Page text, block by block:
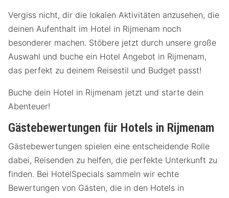
Vergiss nicht, dir die lokalen Aktivitäten anzusehen, die
deinen Aufenthalt im Hotel in Rijmenam noch
besonderer machen. Stöbere jetzt durch unsere große
Auswahl und buche ein Hotel Angebot in Rijmenam,
das perfekt zu deinem Reisestil und Budget passt!
Buche dein Hotel in Rijmenam jetzt und starte dein
Abenteuer!
Gästebewertungen für Hotels in Rijmenam
Gästebewertungen spielen eine entscheidende Rolle
dabei, Reisenden zu helfen, die perfekte Unterkunft zu
finden. Bei HotelSpecials sammeln wir echte
Bewertungen von Gästen, die in den Hotels in